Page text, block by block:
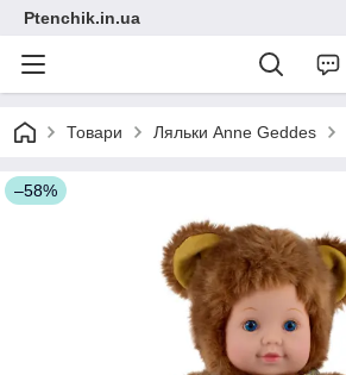
Ptenchik.in.ua
Товари Ляльки Anne Geddes
–58%